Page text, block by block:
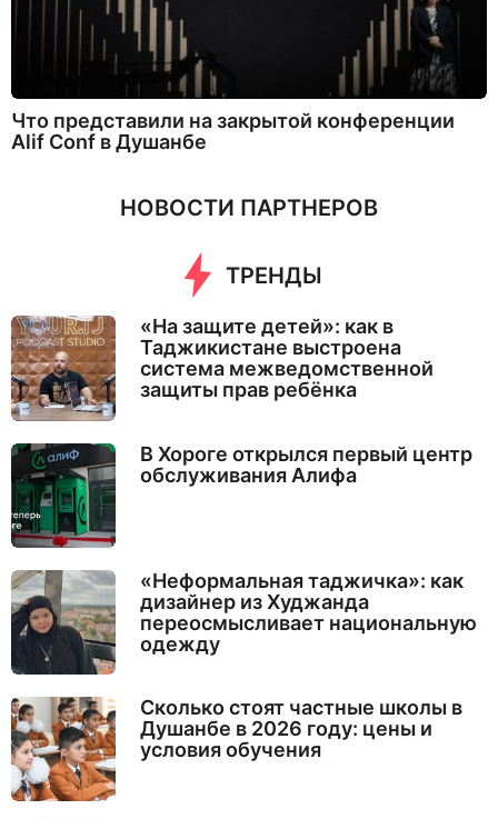
Что представили на закрытой конференции
Alif Conf в Душанбе
НОВОСТИ ПАРТНЕРОВ
ТРЕНДЫ
«На защите детей»: как в
Таджикистане выстроена
система межведомственной
защиты прав ребёнка
В Хороге открылся первый центр
обслуживания Алифа
«Неформальная таджичка»: как
дизайнер из Худжанда
переосмысливает национальную
одежду
Сколько стоят частные школы в
Душанбе в 2026 году: цены и
условия обучения